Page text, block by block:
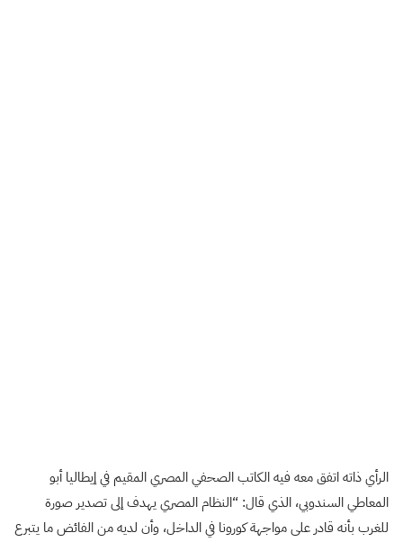
الرأي ذاته اتفق معه فيه الكاتب الصحفي المصري المقيم في إيطاليا أبو
المعاطي السندوبي، الذي قال: “النظام المصري يهدف إلى تصدير صورة
للغرب بأنه قادر على مواجهة كورونا في الداخل، وأن لديه من الفائض ما يتبرع